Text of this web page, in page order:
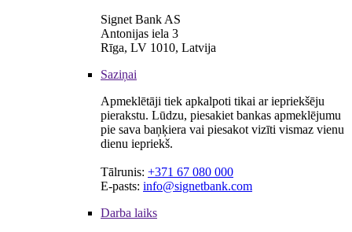
Signet Bank AS
Antonijas iela 3
Rīga, LV 1010, Latvija
Saziņai
Apmeklētāji tiek apkalpoti tikai ar iepriekšēju
pierakstu. Lūdzu, piesakiet bankas apmeklējumu
pie sava baņķiera vai piesakot vizīti vismaz vienu
dienu iepriekš.
Tālrunis: +371 67 080 000
E-pasts: info@signetbank.com
Darba laiks